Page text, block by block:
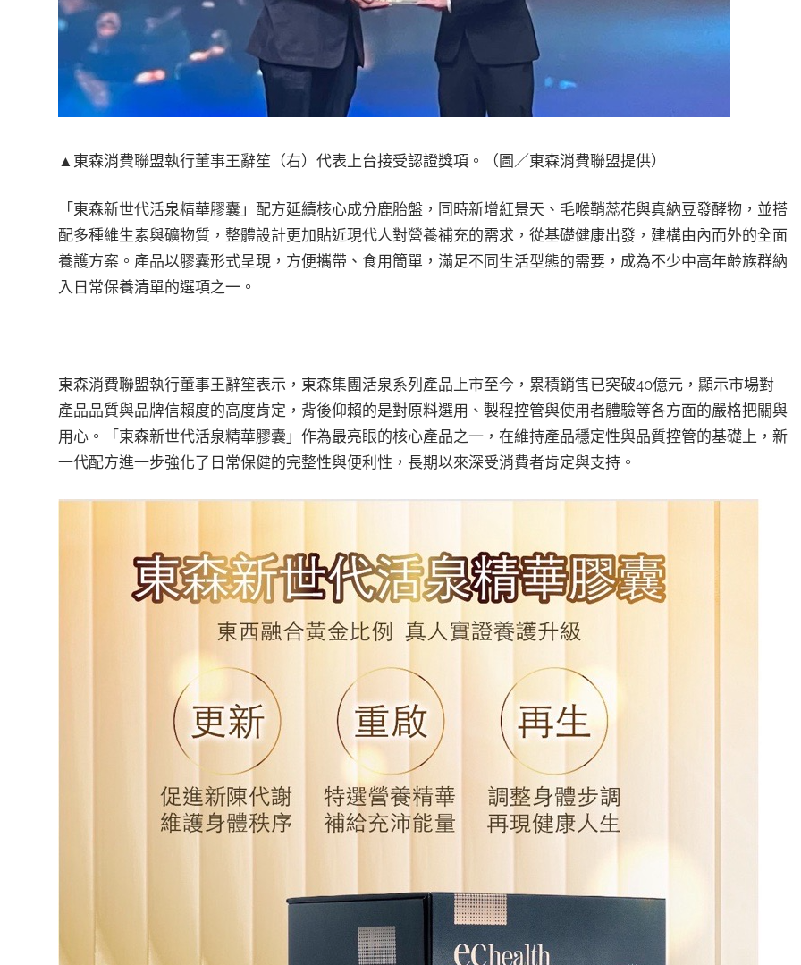
▲東森消費聯盟執行董事王辭笙（右）代表上台接受認證獎項。（圖／東森消費聯盟提供）
「東森新世代活泉精華膠囊」配方延續核心成分鹿胎盤，同時新增紅景天、毛喉鞘蕊花與真納豆發酵物，並搭
配多種維生素與礦物質，整體設計更加貼近現代人對營養補充的需求，從基礎健康出發，建構由內而外的全面
養護方案。產品以膠囊形式呈現，方便攜帶、食用簡單，滿足不同生活型態的需要，成為不少中高年齡族群納
入日常保養清單的選項之一。
東森消費聯盟執行董事王辭笙表示，東森集團活泉系列產品上市至今，累積銷售已突破40億元，顯示市場對
產品品質與品牌信賴度的高度肯定，背後仰賴的是對原料選用、製程控管與使用者體驗等各方面的嚴格把關與
用心。「東森新世代活泉精華膠囊」作為最亮眼的核心產品之一，在維持產品穩定性與品質控管的基礎上，新
一代配方進一步強化了日常保健的完整性與便利性，長期以來深受消費者肯定與支持。